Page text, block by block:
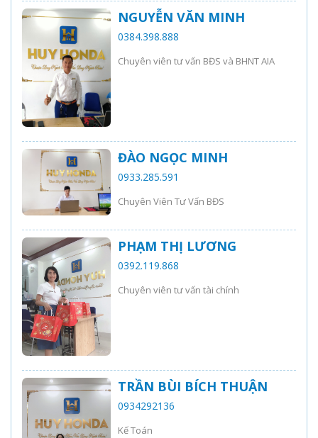
NGUYỄN VĂN MINH
0384.398.888
Chuyên viên tư vấn BĐS và BHNT AIA
ĐÀO NGỌC MINH
0933.285.591
Chuyên Viên Tư Vấn BĐS
PHẠM THỊ LƯƠNG
0392.119.868
Chuyên viên tư vấn tài chính
TRẦN BÙI BÍCH THUẬN
0934292136
Kế Toán